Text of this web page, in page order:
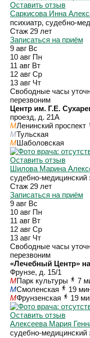
Оставить отзыв
Саркисова Инна
психиатр, судебно-
Стаж 29 лет
Записаться на приём
9 авг Вс
10 авг Пн
11 авг Вт
12 авг Ср
13 авг Чт
Свободные часы
перезвоним
Центр им. Г.Е.
проезд, д. 21А
MЛенинский проспект
MТульская
MШаболовская
Оставить отзыв
Шилова Марина
судебно-медицинский
Стаж 29 лет
Записаться на приём
9 авг Вс
10 авг Пн
11 авг Вт
12 авг Ср
13 авг Чт
Свободные часы
перезвоним
«Лечебный Центр»
Фрунзе, д. 15/1
MПарк культуры
7
MСмоленская
19
MФрунзенская
19
Оставить отзыв
Алексеева Мария
судебно-медицинский